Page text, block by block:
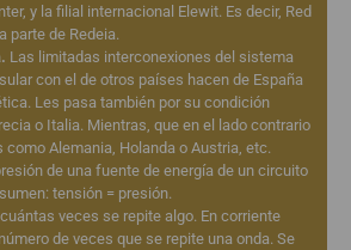
y la filial internacional Elewit. Es decir, Red
parte de Redeia.
Las limitadas interconexiones del sistema
con el de otros países hacen de España
Les pasa también por su condición
o Italia. Mientras, que en el lado contrario
como Alemania, Holanda o Austria, etc.
de una fuente de energía de un circuito
tensión = presión.
veces se repite algo. En corriente
de veces que se repite una onda. Se